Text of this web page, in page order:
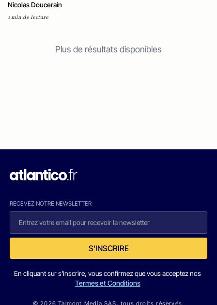
Nicolas Doucerain
1 min de lecture
Plus de résultats disponibles
RECEVEZ NOTRE NEWSLETTER
S'INSCRIRE
En cliquant sur s'inscrire, vous confirmez que vous acceptez nos
Termes et Conditions
© 2026 Talmont Media SAS. tous droits réservés.